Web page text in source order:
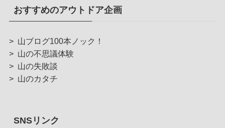
おすすめのアウトドア企画
> 山ブログ100本ノック！
> 山の不思議体験
> 山の失敗談
> 山のカタチ
SNSリンク